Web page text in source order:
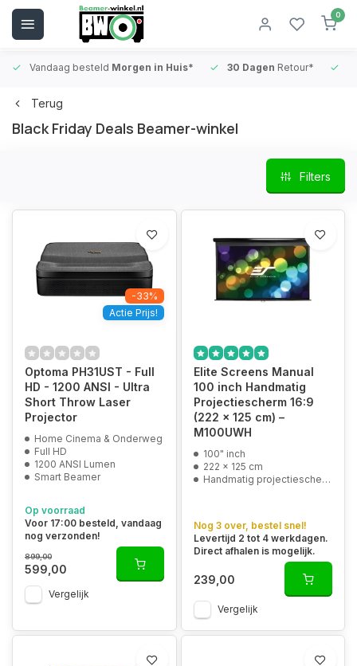
0
Vandaag besteld Morgen in Huis* 30 Dagen Retour*
Terug
Black Friday Deals Beamer-winkel
Filters
-33%
Actie Prijs!
Optoma PH31UST - Full
HD - 1200 ANSI - Ultra
Short Throw Laser
Projector
Home Cinema & Onderweg
Full HD
1200 ANSI Lumen
Smart Beamer
Op voorraad
Voor 17:00 besteld, vandaag
nog verzonden!
899,00
599,00
Vergelijk
Elite Screens Manual
100 inch Handmatig
Projectiescherm 16:9
(222 x 125 cm) –
M100UWH
100" inch
222 x 125 cm
Handmatig projectiescherm
Nog 3 over, bestel snel!
Levertijd 2 tot 4 werkdagen.
Direct afhalen is mogelijk.
239,00
Vergelijk